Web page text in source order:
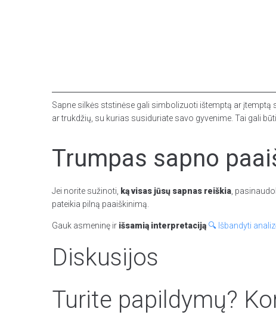
Sapne silkės ststinėse gali simbolizuoti ištemptą ar
ar trukdžių, su kurias susiduriate savo gyvenime. Tai gali
Trumpas sapno
Jei norite sužinoti, ką visas jūsų sapnas reiškia,
pateikia pilną paaiškinimą.
Gauk asmeninę ir išsamią interpretaciją 🔍 Išbandyti
Diskusijos
Turite papildymų?